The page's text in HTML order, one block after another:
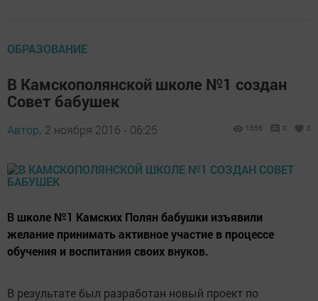
ОБРАЗОВАНИЕ
В Камскополянской школе №1 создан
Совет бабушек
Автор, 2 ноября 2016 - 06:25 1556 0 0
В школе №1 Камских Полян бабушки изъявили
желание принимать активное участие в процессе
обучения и воспитания своих внуков.
В результате был разработан новый проект по